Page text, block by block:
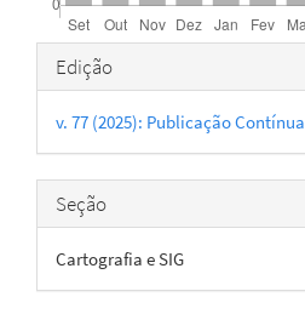
Detalhes
do
artigo
Edição
v. 77 (2025): Publicação Contínua
Seção
Cartografia e SIG